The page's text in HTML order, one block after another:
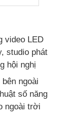
video LED
studio phát
hội nghị
bên ngoài
số năng
ngoài trời